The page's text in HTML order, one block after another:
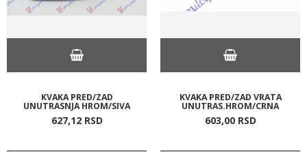
KVAKA PRED/ZAD
UNUTRASNJA HROM/SIVA
627,12 RSD
KVAKA PRED/ZAD VRATA
UNUTRAS.HROM/CRNA
603,00 RSD